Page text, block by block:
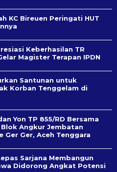
KC Bireuen Peringati HUT
Keberhasilan TR
Magister Terapan IPDN
Santunan untuk
Korban Tenggelam di
Yon TP 855/RD Bersama
Angkur Jembatan
Ger Ger, Aceh Tenggara
Sarjana Membangun
Didorong Angkat Potensi